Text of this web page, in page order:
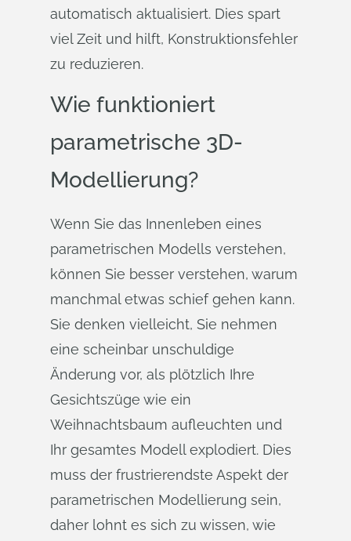
automatisch aktualisiert. Dies spart
viel Zeit und hilft, Konstruktionsfehler
zu reduzieren.
Wie funktioniert
parametrische 3D-
Modellierung?
Wenn Sie das Innenleben eines
parametrischen Modells verstehen,
können Sie besser verstehen, warum
manchmal etwas schief gehen kann.
Sie denken vielleicht, Sie nehmen
eine scheinbar unschuldige
Änderung vor, als plötzlich Ihre
Gesichtszüge wie ein
Weihnachtsbaum aufleuchten und
Ihr gesamtes Modell explodiert. Dies
muss der frustrierendste Aspekt der
parametrischen Modellierung sein,
daher lohnt es sich zu wissen, wie